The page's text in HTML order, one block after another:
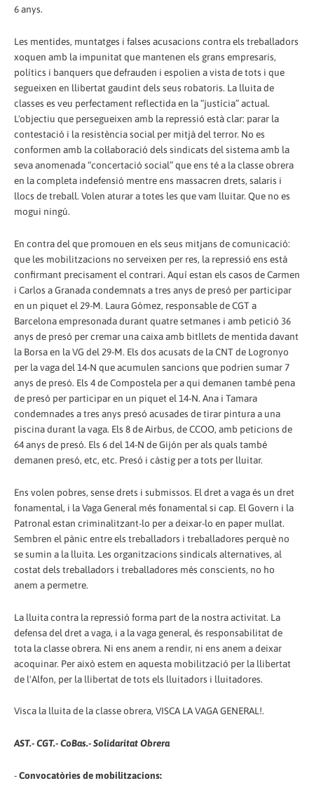
6 anys.
Les mentides, muntatges i falses acusacions contra els treballadors
xoquen amb la impunitat que mantenen els grans empresaris,
polítics i banquers que defrauden i espolien a vista de tots i que
segueixen en llibertat gaudint dels seus robatoris. La lluita de
classes es veu perfectament reflectida en la “justícia” actual.
L'objectiu que persegueixen amb la repressió està clar: parar la
contestació i la resistència social per mitjà del terror. No es
conformen amb la col·laboració dels sindicats del sistema amb la
seva anomenada “concertació social” que ens té a la classe obrera
en la completa indefensió mentre ens massacren drets, salaris i
llocs de treball. Volen aturar a totes les que vam lluitar. Que no es
mogui ningú.
En contra del que promouen en els seus mitjans de comunicació:
que les mobilitzacions no serveixen per res, la repressió ens està
confirmant precisament el contrari. Aquí estan els casos de Carmen
i Carlos a Granada condemnats a tres anys de presó per participar
en un piquet el 29-M. Laura Gómez, responsable de CGT a
Barcelona empresonada durant quatre setmanes i amb petició 36
anys de presó per cremar una caixa amb bitllets de mentida davant
la Borsa en la VG del 29-M. Els dos acusats de la CNT de Logronyo
per la vaga del 14-N que acumulen sancions que podrien sumar 7
anys de presó. Els 4 de Compostela per a qui demanen també pena
de presó per participar en un piquet el 14-N. Ana i Tamara
condemnades a tres anys presó acusades de tirar pintura a una
piscina durant la vaga. Els 8 de Airbus, de CCOO, amb peticions de
64 anys de presó. Els 6 del 14-N de Gijón per als quals també
demanen presó, etc, etc. Presó i càstig per a tots per lluitar.
Ens volen pobres, sense drets i submissos. El dret a vaga és un dret
fonamental, i la Vaga General més fonamental si cap. El Govern i la
Patronal estan criminalitzant-lo per a deixar-lo en paper mullat.
Sembren el pànic entre els treballadors i treballadores perquè no
se sumin a la lluita. Les organitzacions sindicals alternatives, al
costat dels treballadors i treballadores més conscients, no ho
anem a permetre.
La lluita contra la repressió forma part de la nostra activitat. La
defensa del dret a vaga, i a la vaga general, és responsabilitat de
tota la classe obrera. Ni ens anem a rendir, ni ens anem a deixar
acoquinar. Per això estem en aquesta mobilització per la llibertat
de l'Alfon, per la llibertat de tots els lluitadors i lluitadores.
Visca la lluita de la classe obrera, VISCA LA VAGA GENERAL!.
AST.- CGT.- CoBas.- Solidaritat Obrera
-Convocatòries de mobilitzacions: